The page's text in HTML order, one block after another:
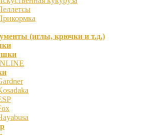
(иглы, крючки и т.д.)